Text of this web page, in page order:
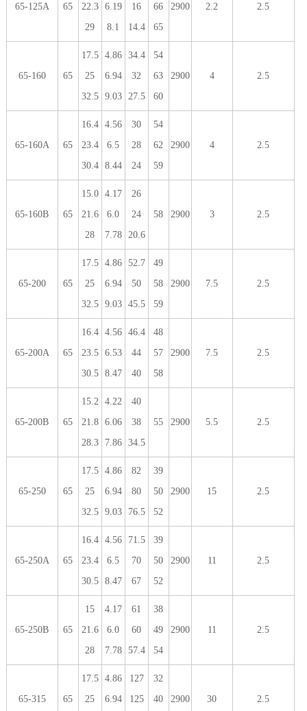
65-125A 65
22.3
29
6.19
8.1
16
14.4
66
65
2900 2.2 2.5
65-160 65
17.5
25
32.5
4.86
6.94
9.03
34.4
32
27.5
54
63
60
2900 4 2.5
65-160A 65
16.4
23.4
30.4
4.56
6.5
8.44
30
28
24
54
62
59
2900 4 2.5
65-160B 65
15.0
21.6
28
4.17
6.0
7.78
26
24
20.6
58 2900 3 2.5
65-200 65
17.5
25
32.5
4.86
6.94
9.03
52.7
50
45.5
49
58
59
2900 7.5 2.5
65-200A 65
16.4
23.5
30.5
4.56
6.53
8.47
46.4
44
40
48
57
58
2900 7.5 2.5
65-200B 65
15.2
21.8
28.3
4.22
6.06
7.86
40
38
34.5
55 2900 5.5 2.5
65-250 65
17.5
25
32.5
4.86
6.94
9.03
82
80
76.5
39
50
52
2900 15 2.5
65-250A 65
16.4
23.4
30.5
4.56
6.5
8.47
71.5
70
67
39
50
52
2900 11 2.5
65-250B 65
15
21.6
28
4.17
6.0
7.78
61
60
57.4
38
49
54
2900 11 2.5
65-315 65
17.5
25
4.86
6.94
127
125
32
40
2900 30 2.5